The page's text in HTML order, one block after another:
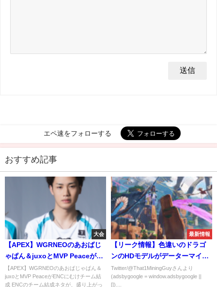
エペ速をフォローする
おすすめ記事
大会
【APEX】WGRNEOのあおばじ
ゃぱん＆juxoとMVP Peaceが
ENCにむけチーム結成
【APEX】WGRNEOのあおばじゃぱん＆
juxoとMVP PeaceがENCにむけチーム結
成 ENCのチーム結成ネタが、盛り上がっ
最新情報
【リーク情報】色違いのドラゴ
ンのHDモデルがデーターマイナ
ーよりリーク！
Twitter/@That1MiningGuyさんより
(adsbygoogle = window.adsbygoogle ||
[])....